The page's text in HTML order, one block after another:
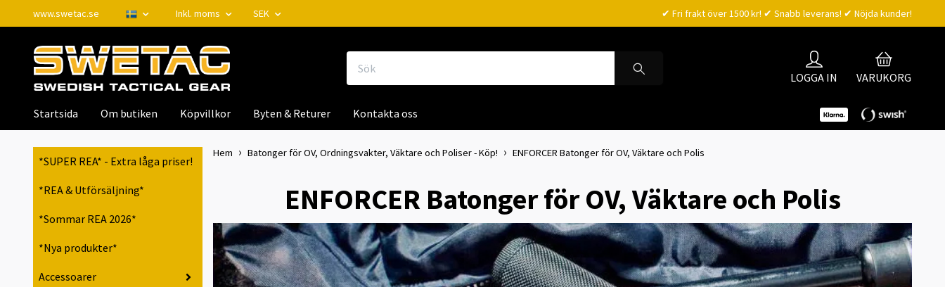
www.swetac.se Inkl. moms SEK ✔ Fri frakt över 1500 kr! ✔ Snabb leverans! ✔ Nöjda kunder!
LOGGA IN VARUKORG
Startsida Om butiken Köpvillkor Byten & Returer Kontakta oss
*SUPER REA* - Extra låga priser!
*REA & Utförsäljning*
*Sommar REA 2026*
*Nya produkter*
Accessoarer
Hem Batonger för OV, Ordningsvakter, Väktare och Poliser - Köp! ENFORCER Batonger för OV, Väktare och Polis
ENFORCER Batonger för OV, Väktare och Polis